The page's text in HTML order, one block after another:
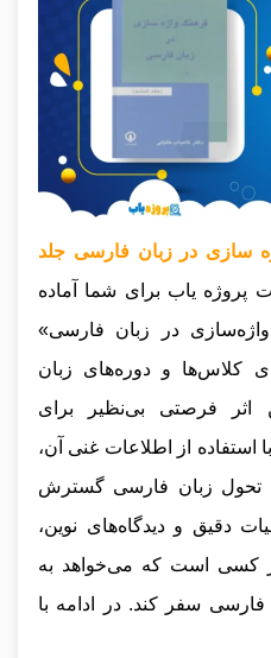
سازی در زبان فارسی جلد
پروژه یاب برای شما آماده
در زبان فارسی»
کلاس‌ها و دوره‌های زبان
اثر فرصتی بی‌نظیر برای
استفاده از اطلاعات غنی آن،
تحول زبان فارسی گسترش
دقیق و دیدگاه‌های نوین،
هر کسی است که می‌خواهد به
فارسی سفر کند.در ادامه با